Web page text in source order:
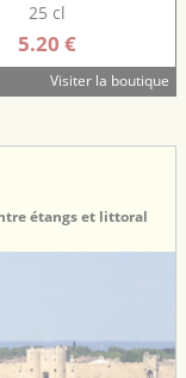
25 cl
5.20 €
Visiter la boutique
étangs et littoral